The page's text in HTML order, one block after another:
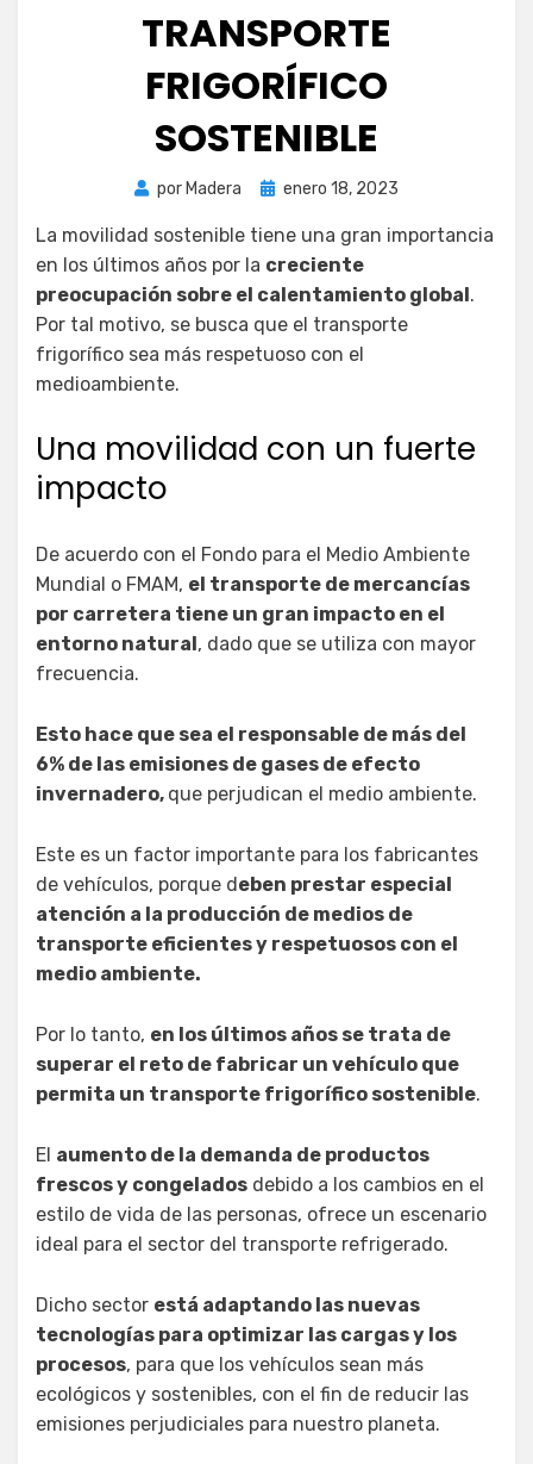
TRANSPORTE
FRIGORÍFICO
SOSTENIBLE
por Madera
Publicada
enero 18, 2023
La movilidad sostenible tiene una gran importancia
en los últimos años por la creciente
preocupación sobre el calentamiento global.
Por tal motivo, se busca que el transporte
frigorífico sea más respetuoso con el
medioambiente.
Una movilidad con un fuerte
impacto
De acuerdo con el Fondo para el Medio Ambiente
Mundial o FMAM, el transporte de mercancías
por carretera tiene un gran impacto en el
entorno natural, dado que se utiliza con mayor
frecuencia.
Esto hace que sea el responsable de más del
6% de las emisiones de gases de efecto
invernadero, que perjudican el medio ambiente.
Este es un factor importante para los fabricantes
de vehículos, porque deben prestar especial
atención a la producción de medios de
transporte eficientes y respetuosos con el
medio ambiente.
Por lo tanto, en los últimos años se trata de
superar el reto de fabricar un vehículo que
permita un transporte frigorífico sostenible.
El aumento de la demanda de productos
frescos y congelados debido a los cambios en el
estilo de vida de las personas, ofrece un escenario
ideal para el sector del transporte refrigerado.
Dicho sector está adaptando las nuevas
tecnologías para optimizar las cargas y los
procesos, para que los vehículos sean más
ecológicos y sostenibles, con el fin de reducir las
emisiones perjudiciales para nuestro planeta.